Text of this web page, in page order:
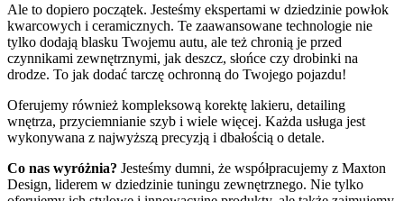
Ale to dopiero początek. Jesteśmy ekspertami w dziedzinie powłok
kwarcowych i ceramicznych. Te zaawansowane technologie nie
tylko dodają blasku Twojemu autu, ale też chronią je przed
czynnikami zewnętrznymi, jak deszcz, słońce czy drobinki na
drodze. To jak dodać tarczę ochronną do Twojego pojazdu!
Oferujemy również kompleksową korektę lakieru, detailing
wnętrza, przyciemnianie szyb i wiele więcej. Każda usługa jest
wykonywana z najwyższą precyzją i dbałością o detale.
Co nas wyróżnia? Jesteśmy dumni, że współpracujemy z Maxton
Design, liderem w dziedzinie tuningu zewnętrznego. Nie tylko